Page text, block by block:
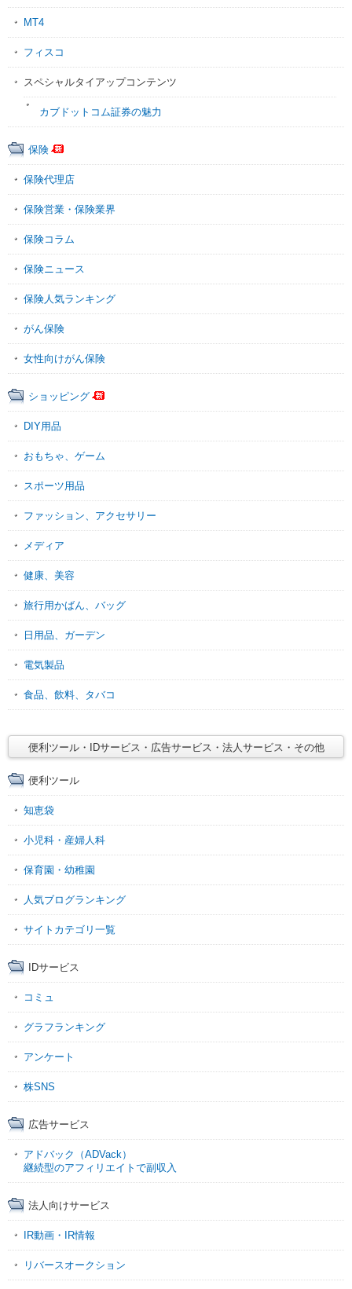
MT4
フィスコ
スペシャルタイアップコンテンツ
カブドットコム証券の魅力
保険
保険代理店
保険営業・保険業界
保険コラム
保険ニュース
保険人気ランキング
がん保険
女性向けがん保険
ショッピング
DIY用品
おもちゃ、ゲーム
スポーツ用品
ファッション、アクセサリー
メディア
健康、美容
旅行用かばん、バッグ
日用品、ガーデン
電気製品
食品、飲料、タバコ
便利ツール・IDサービス・広告サービス・法人サービス・その他
便利ツール
知恵袋
小児科・産婦人科
保育園・幼稚園
人気ブログランキング
サイトカテゴリ一覧
IDサービス
コミュ
グラフランキング
アンケート
株SNS
広告サービス
アドバック（ADVack）
継続型のアフィリエイトで副収入
法人向けサービス
IR動画・IR情報
リバースオークション